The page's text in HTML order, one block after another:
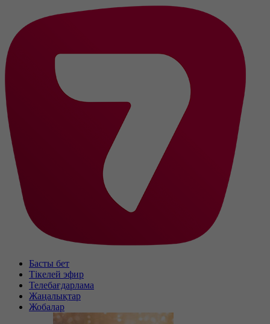
Басты бет
Тікелей эфир
Телебағдарлама
Жаңалықтар
Жобалар